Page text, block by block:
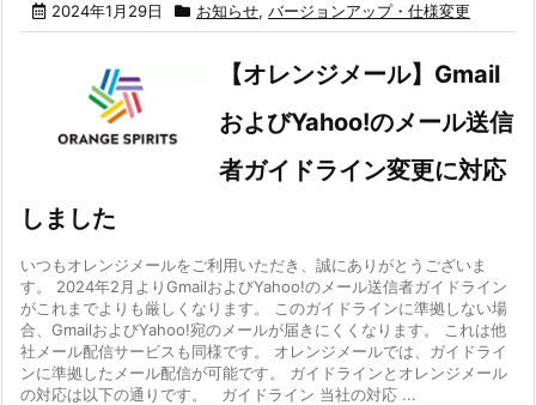
2024年1月29日 お知らせ, バージョンアップ・仕様変更
【オレンジメール】Gmail
およびYahoo!のメール送信
者ガイドライン変更に対応
しました
いつもオレンジメールをご利用いただき、誠にありがとうございま
す。 2024年2月よりGmailおよびYahoo!のメール送信者ガイドライン
がこれまでよりも厳しくなります。 このガイドラインに準拠しない場
合、GmailおよびYahoo!宛のメールが届きにくくなります。 これは他
社メール配信サービスも同様です。 オレンジメールでは、ガイドライ
ンに準拠したメール配信が可能です。 ガイドラインとオレンジメール
の対応は以下の通りです。 ガイドライン 当社の対応 ...